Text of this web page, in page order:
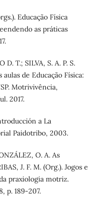
Educação Física
as práticas
D. T.; SILVA, S. A. P. S.
de Educação Física:
Motrivivência,
2017.
a La
Paidotribo, 2003.
O. A. As
J. F. M. (Org.). Jogos e
praxiologia motriz.
p. 189-207.